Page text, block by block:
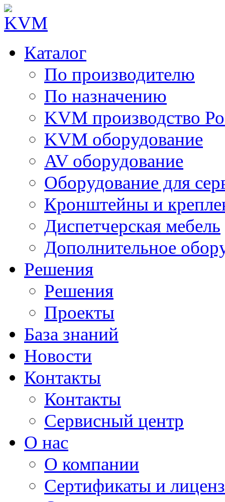
Каталог
По производителю
По назначению
KVM производство
KVM оборудование
AV оборудование
Оборудование для
Кронштейны и
Диспетчерская мебель
Дополнительное
Решения
Решения
Проекты
База знаний
Новости
Контакты
Контакты
Сервисный центр
О нас
О компании
Сертификаты и